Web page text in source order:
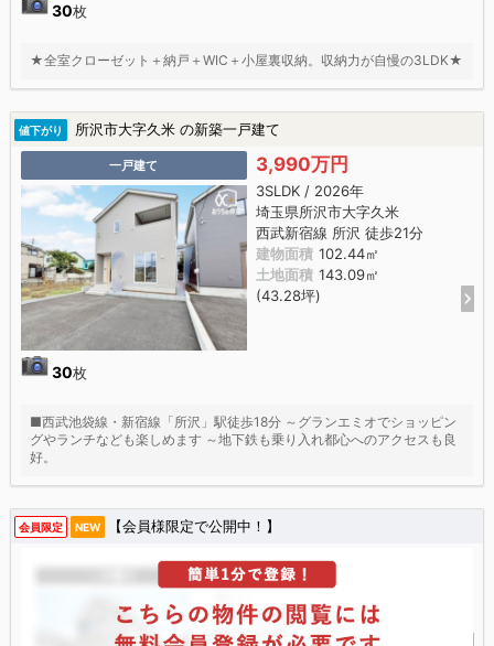
30枚
★全室クローゼット＋納戸＋WIC＋小屋裏収納。収納力が自慢の3LDK★
値下がり 所沢市大字久米 の新築一戸建て
一戸建て
30枚
3,990万円
3SLDK / 2026年
埼玉県所沢市大字久米
西武新宿線 所沢 徒歩21分
建物面積 102.44㎡
土地面積 143.09㎡
(43.28坪)
■西武池袋線・新宿線「所沢」駅徒歩18分 ～グランエミオでショッピン
グやランチなども楽しめます ～地下鉄も乗り入れ都心へのアクセスも良
好。
会員限定 NEW 【会員様限定で公開中！】